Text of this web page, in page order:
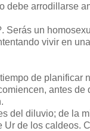
debe arrodillarse
Serás un
vivir en
de planificar
antes de
del diluvio; de la
Ur de los caldeos.